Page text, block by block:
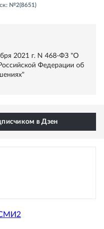
№2(8651)
2021 г. N 468-ФЗ "О
Федерации об
в Дзен